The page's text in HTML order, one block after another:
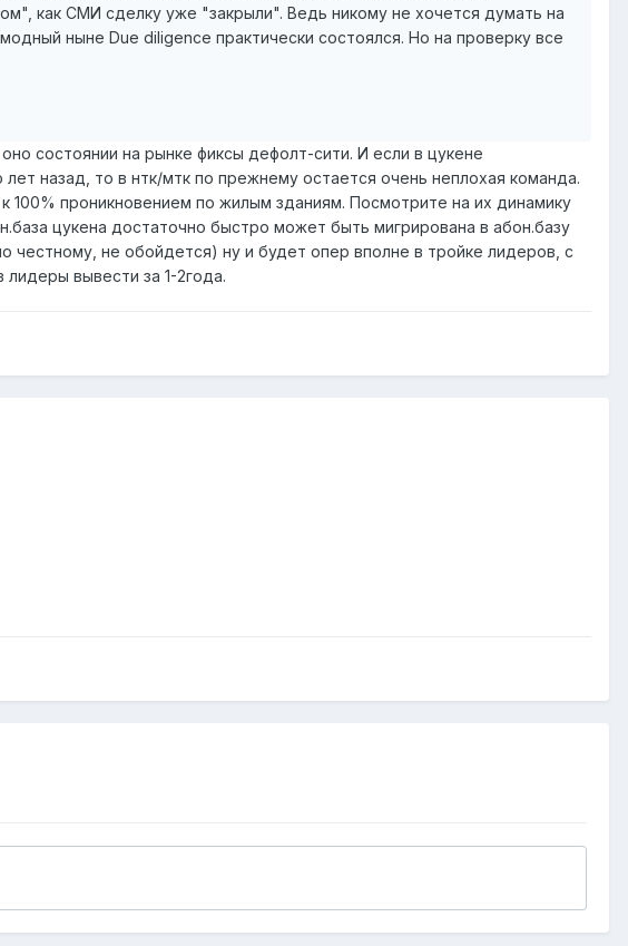
как СМИ сделку уже "закрыли". Ведь никому не хочется думать на
ныне Due diligence практически состоялся. Но на проверку все
состоянии на рынке фиксы дефолт-сити. И если в цукене
назад, то в нтк/мтк по прежнему остается очень неплохая команда.
100% проникновением по жилым зданиям. Посмотрите на их динамику
цукена достаточно быстро может быть мигрирована в абон.базу
честному, не обойдется) ну и будет опер вполне в тройке лидеров, с
вывести за 1-2года.